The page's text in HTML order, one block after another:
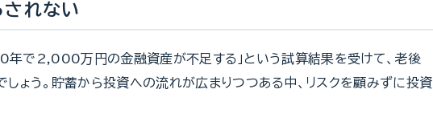
れない
で2,000万円の金融資産が不足する」という試算結果を受けて、老後
ょう。貯蓄から投資への流れが広まりつつある中、リスクを顧みずに投資